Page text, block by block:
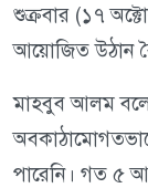
শুক্রবার (১৭
আয়োজিত উঠান
‎মাহবুব আলম
পারেনি। গত ৫